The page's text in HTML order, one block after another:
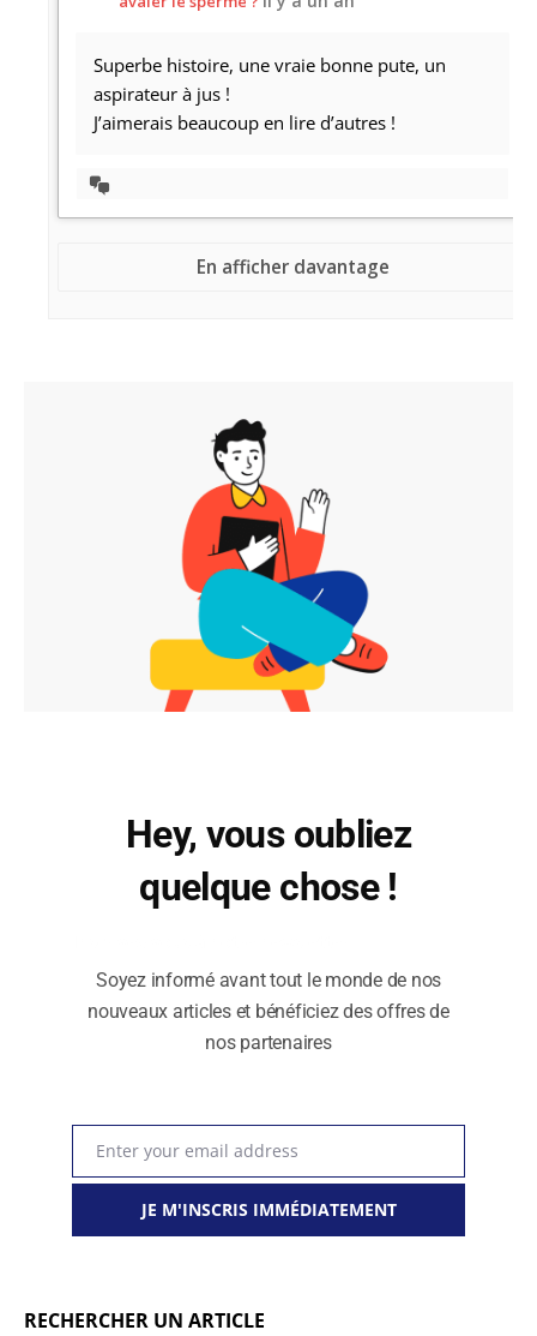
Superbe histoire, une vraie bonne pute, un
aspirateur à jus !
J’aimerais beaucoup en lire d’autres !
En afficher davantage
Hey, vous oubliez
quelque chose !
Soyez informé avant tout le monde de nos
nouveaux articles et bénéficiez des offres de
nos partenaires
EmailEnter your email address
JE M'INSCRIS IMMÉDIATEMENT
RECHERCHER UN ARTICLE